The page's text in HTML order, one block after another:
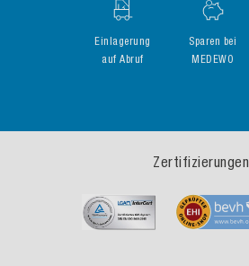
Einlagerung
auf Abruf
Sparen bei
MEDEWO
Zertifizierungen